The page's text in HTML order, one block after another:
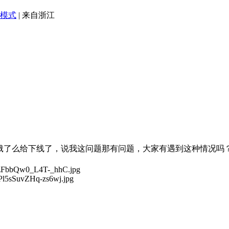
式 | 来自浙江
么给下线了，说我这问题那有问题，大家有遇到这种情况